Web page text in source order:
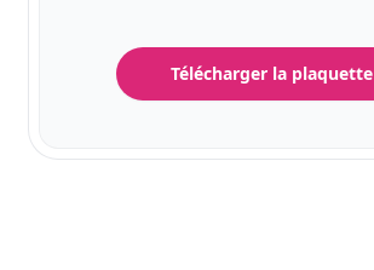
Télécharger la plaquette